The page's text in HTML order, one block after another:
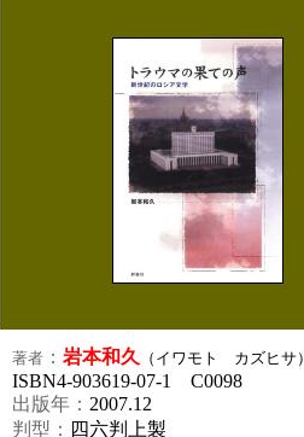
著者： 岩本和久（イワモト カズヒサ）
ISBN4-903619-07-1 C0098
出版年： 2007.12
判型： 四六判上製